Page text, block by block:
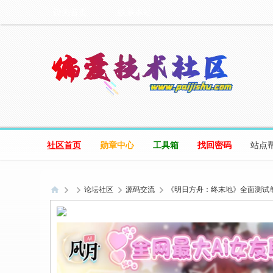
社区首页 勋章中心 工具箱 找回密码 站点
偏
爱
论坛社区 源码交流 《明日方舟：终末地》全面测试